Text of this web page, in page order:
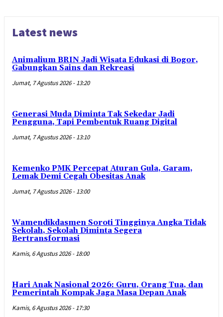
Latest news
Animalium BRIN Jadi Wisata Edukasi di Bogor,
Gabungkan Sains dan Rekreasi
Jumat, 7 Agustus 2026 - 13:20
Generasi Muda Diminta Tak Sekedar Jadi
Pengguna, Tapi Pembentuk Ruang Digital
Jumat, 7 Agustus 2026 - 13:10
Kemenko PMK Percepat Aturan Gula, Garam,
Lemak Demi Cegah Obesitas Anak
Jumat, 7 Agustus 2026 - 13:00
Wamendikdasmen Soroti Tingginya Angka Tidak
Sekolah, Sekolah Diminta Segera
Bertransformasi
Kamis, 6 Agustus 2026 - 18:00
Hari Anak Nasional 2026: Guru, Orang Tua, dan
Pemerintah Kompak Jaga Masa Depan Anak
Kamis, 6 Agustus 2026 - 17:30